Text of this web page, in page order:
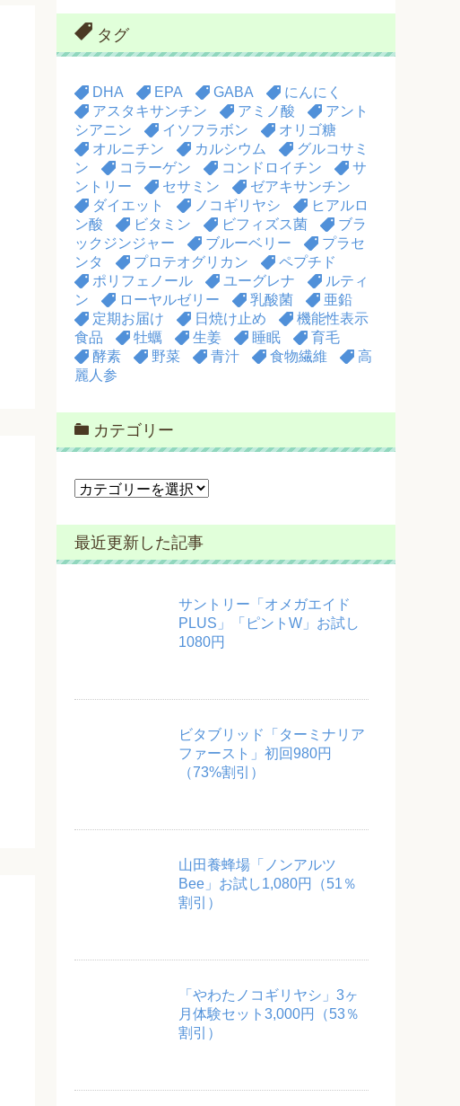
タグ
DHA EPA GABA
にんにく
アスタキサンチン
アミノ酸
アント
シアニン
イソフラボン
オリゴ糖
オルニチン
カルシウム
グルコサミ
ン
コラーゲン コンドロイチン
サ
ントリー
セサミン
ゼアキサンチン
ダイエット
ノコギリヤシ
ヒアルロ
ン酸
ビタミン ビフィズス菌
ブラ
ックジンジャー
ブルーベリー
プラセ
ンタ
プロテオグリカン
ペプチド
ポリフェノール
ユーグレナ
ルティ
ン
ローヤルゼリー 乳酸菌
亜鉛
定期お届け
日焼け止め
機能性表示
食品
牡蠣 生姜 睡眠
育毛
酵素
野菜 青汁 食物繊維
高
麗人参
カテゴリー
カ
ゴ
リ
ー
最近更新した記事
サントリー「オメガエイド
PLUS」「ピントW」お試し
1080円
ビタブリッド「ターミナリア
ファースト」初回980円
（73%割引）
山田養蜂場「ノンアルツ
Bee」お試し1,080円（51％
割引）
「やわたノコギリヤシ」3ヶ
月体験セット3,000円（53％
割引）